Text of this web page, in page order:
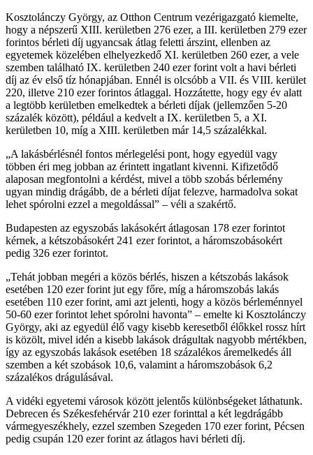
Kosztolánczy György, az Otthon Centrum vezérigazgató kiemelte,
hogy a népszerű XIII. kerületben 276 ezer, a III. kerületben 279 ezer
forintos bérleti díj ugyancsak átlag feletti árszint, ellenben az
egyetemek közelében elhelyezkedő XI. kerületben 260 ezer, a vele
szemben található IX. kerületben 240 ezer forint volt a havi bérleti
díj az év első tíz hónapjában. Ennél is olcsóbb a VII. és VIII. kerület
220, illetve 210 ezer forintos átlaggal. Hozzátette, hogy egy év alatt
a legtöbb kerületben emelkedtek a bérleti díjak (jellemzően 5-20
százalék között), például a kedvelt a IX. kerületben 5, a XI.
kerületben 10, míg a XIII. kerületben már 14,5 százalékkal.
A lakásbérlésnél fontos mérlegelési pont, hogy egyedül vagy
többen éri meg jobban az érintett ingatlant kivenni. Kifizetődő
alaposan megfontolni a kérdést, mivel a több szobás bérlemény
ugyan mindig drágább, de a bérleti díjat felezve, harmadolva sokat
lehet spórolni ezzel a megoldással
– véli a szakértő.
Budapesten az egyszobás lakásokért átlagosan 178 ezer forintot
kérnek, a kétszobásokért 241 ezer forintot, a háromszobásokért
pedig 326 ezer forintot.
Tehát jobban megéri a közös bérlés, hiszen a kétszobás lakások
esetében 120 ezer forint jut egy főre, míg a háromszobás lakás
esetében 110 ezer forint, ami azt jelenti, hogy a közös bérleménnyel
50-60 ezer forintot lehet spórolni havonta
– emelte ki Kosztolánczy
György, aki az egyedül élő vagy kisebb keresetből élőkkel rossz hírt
is közölt, mivel idén a kisebb lakások drágultak nagyobb mértékben,
így az egyszobás lakások esetében 18 százalékos áremelkedés áll
szemben a két szobások 10,6, valamint a háromszobások 6,2
százalékos drágulásával.
A vidéki egyetemi városok között jelentős különbségeket láthatunk.
Debrecen és Székesfehérvár 210 ezer forinttal a két legdrágább
vármegyeszékhely, ezzel szemben Szegeden 170 ezer forint, Pécsen
pedig csupán 120 ezer forint az átlagos havi bérleti díj.